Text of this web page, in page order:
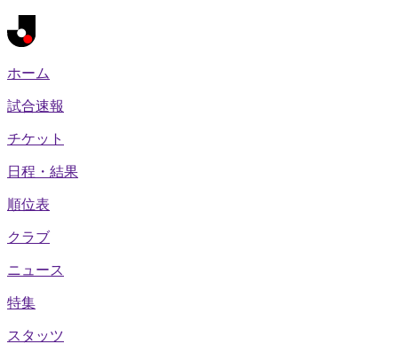
ホーム
試合速報
チケット
日程・結果
順位表
クラブ
ニュース
特集
スタッツ